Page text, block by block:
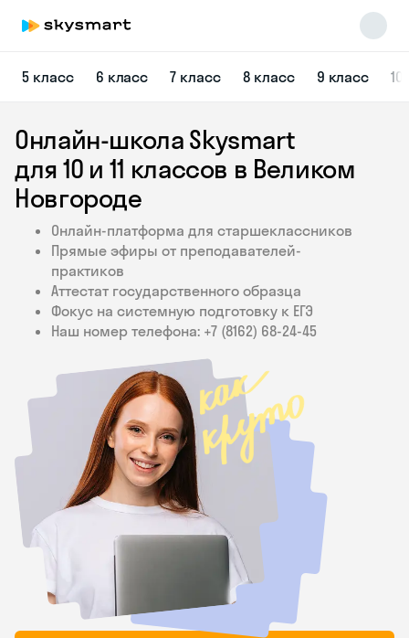
5 класс 6 класс 7 класс 8 класс 9 класс
Онлайн-школа Skysmart
для 10 и 11 классов в Великом
Новгороде
Онлайн-платформа для старшеклассников
Прямые эфиры от преподавателей-
практиков
Аттестат государственного образца
Фокус на системную подготовку к ЕГЭ
Наш номер телефона: +7 (8162) 68‑24‑45
Skysmart Chat
online